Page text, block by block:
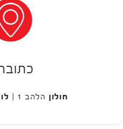
חולון הלהב 1 |